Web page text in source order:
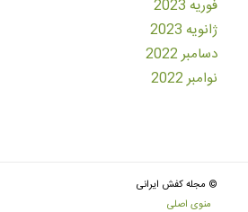
فوریه 2023
ژانویه 2023
دسامبر 2022
نوامبر 2022
© مجله کفش ایرانی
منوی اصلی